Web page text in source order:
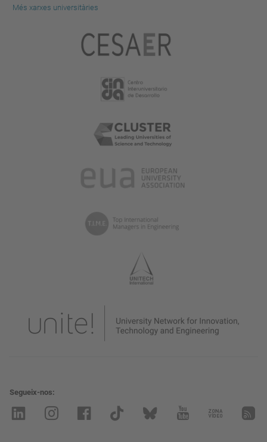
Més xarxes universitàries
Segueix-nos